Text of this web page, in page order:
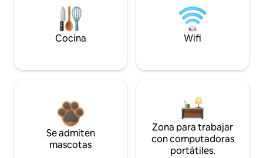
Cocina Wifi
Se admiten
mascotas
Zona para trabajar
con computadoras
portátiles.